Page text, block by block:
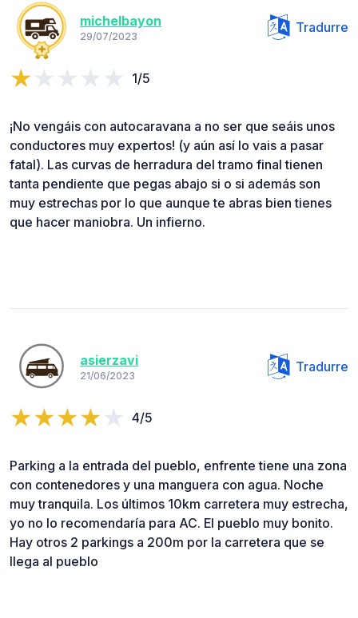
michelbayon
29/07/2023
Tradurre
1/5
¡No vengáis con autocaravana a no ser que seáis unos
conductores muy expertos! (y aún así lo vais a pasar
fatal). Las curvas de herradura del tramo final tienen
tanta pendiente que pegas abajo si o si además son
muy estrechas por lo que aunque te abras bien tienes
que hacer maniobra. Un infierno.
asierzavi
21/06/2023
Tradurre
4/5
Parking a la entrada del pueblo, enfrente tiene una zona
con contenedores y una manguera con agua. Noche
muy tranquila. Los últimos 10km carretera muy estrecha,
yo no lo recomendaría para AC. El pueblo muy bonito.
Hay otros 2 parkings a 200m por la carretera que se
llega al pueblo